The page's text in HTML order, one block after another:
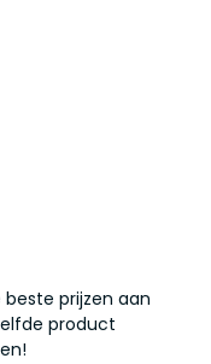
prijzen aan
product